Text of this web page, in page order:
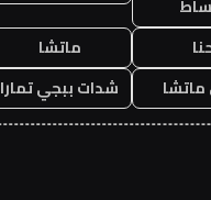
ماتشا
شدات ببجي تمارا